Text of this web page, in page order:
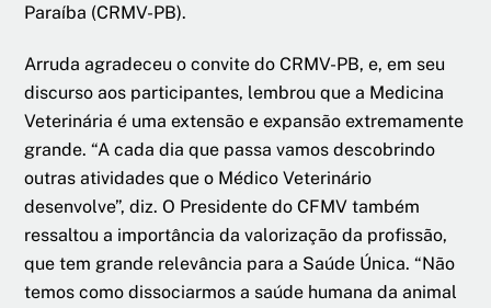
Paraíba (CRMV-PB).
Arruda agradeceu o convite do CRMV-PB, e, em seu
discurso aos participantes, lembrou que a Medicina
Veterinária é uma extensão e expansão extremamente
grande. “A cada dia que passa vamos descobrindo
outras atividades que o Médico Veterinário
desenvolve”, diz. O Presidente do CFMV também
ressaltou a importância da valorização da profissão,
que tem grande relevância para a Saúde Única. “Não
temos como dissociarmos a saúde humana da animal